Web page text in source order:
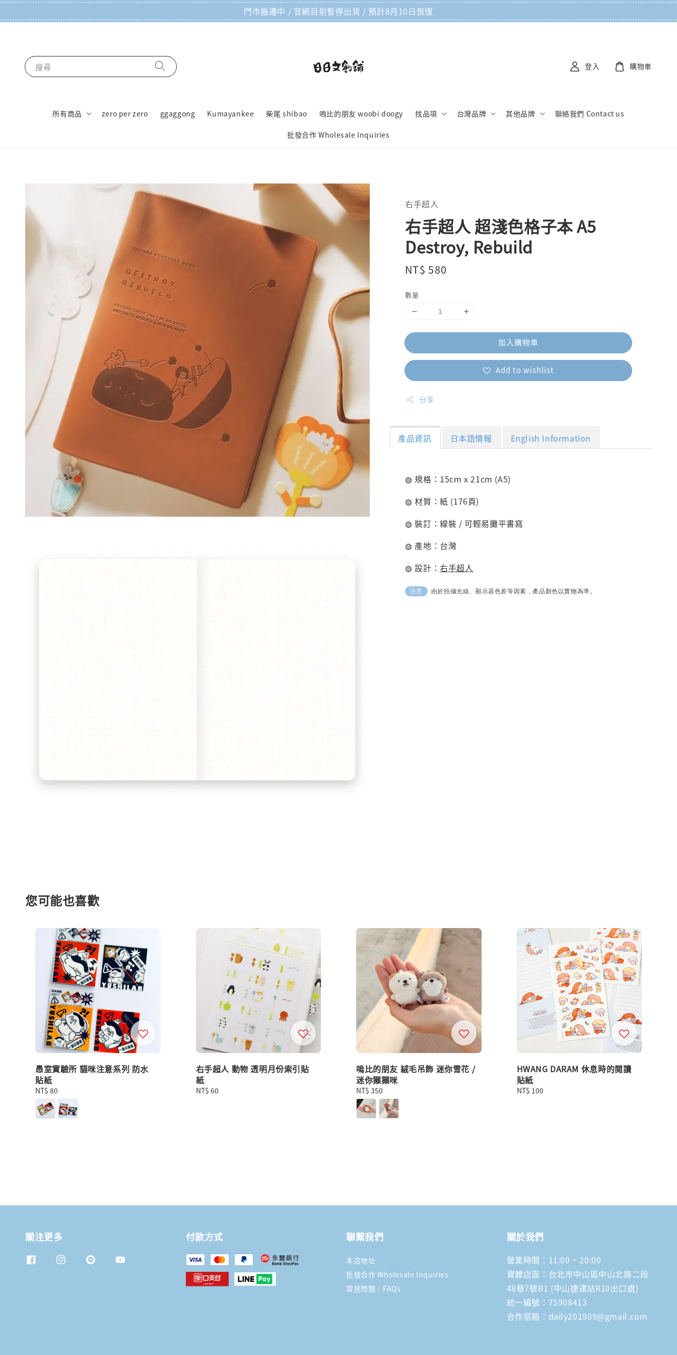
門市搬遷中 / 官網目前暫停出貨 / 預計8月10日恢復
搜尋
所有商品 zero per zero ggaggong Kumayankee 柴尾 shibao 嗚比的朋友 woobi doogy 找品項 台灣品牌 其他品牌 聯絡我們 Contact us
批發合作 Wholesale Inquiries
登入 購物車
右手超人
右手超人 超淺色格子本 A5
Destroy, Rebuild
Regular
NT$ 580
數量
加入購物車
Add to wishlist
分享
產品資訊 日本語情報 English Information
◍ 規格：15cm x 21cm (A5)
◍ 材質：紙 (176頁)
◍ 裝訂：線裝 / 可輕易攤平書寫
◍ 產地：台灣
◍ 設計：右手超人
注意 由於拍攝光線、顯示器色差等因素，產品顏色以實物為準。
您可能也喜歡
愚室實驗所 貓咪注意系列 防水
貼紙
Regular
price
NT$ 80
右手超人 動物 透明月份索引貼
紙
Regular
NT$ 60
嗚比的朋友 絨毛吊飾 迷你雪花 /
迷你獺獺咪
Regular
price
NT$ 350
HWANG DARAM 休息時的閱讀
貼紙
Regular
NT$ 100
關注更多 付款方式 聯繫我們
本店地址
批發合作 Wholesale Inquiries
常見問題｜FAQs
關於我們
營業時間：11:00 ~ 20:00
實體店面：台北市中山區中山北路二段
48巷7號B1 (中山捷運站R10出口處)
統一編號：75908413
合作信箱：daily201909@gmail.com